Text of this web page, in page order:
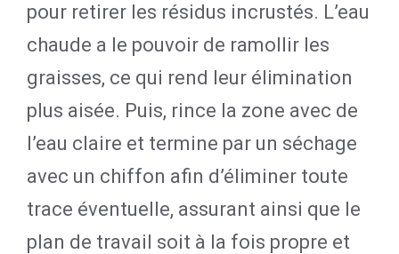
pour retirer les résidus incrustés. L’eau
chaude a le pouvoir de ramollir les
graisses, ce qui rend leur élimination
plus aisée. Puis, rince la zone avec de
l’eau claire et termine par un séchage
avec un chiffon afin d’éliminer toute
trace éventuelle, assurant ainsi que le
plan de travail soit à la fois propre et